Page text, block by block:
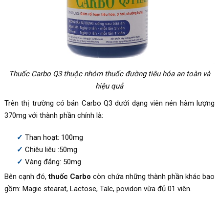
Thuốc Carbo Q3 thuộc nhóm thuốc đường tiêu hóa an toàn và
hiệu quả
Trên thị trường có bán Carbo Q3 dưới dạng viên nén hàm lượng
370mg với thành phần chính là:
Than hoạt: 100mg
Chiêu liêu :50mg
Vàng đắng: 50mg
Bên cạnh đó,thuốc Carbo còn chứa những thành phần khác bao
gồm: Magie stearat, Lactose, Talc, povidon vừa đủ 01 viên.